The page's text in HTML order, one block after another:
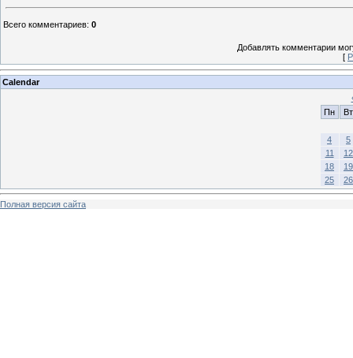
Всего комментариев: 0
Добавлять комментарии
[
Calendar
Пн
Вт
4
5
11
12
18
19
25
26
Полная версия сайта